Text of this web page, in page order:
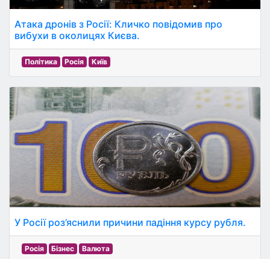
Атака дронів з Росії: Кличко повідомив про
вибухи в околицях Києва.
Політика Росія Київ
У Росії роз’яснили причини падіння курсу рубля.
Росія Бізнес Валюта